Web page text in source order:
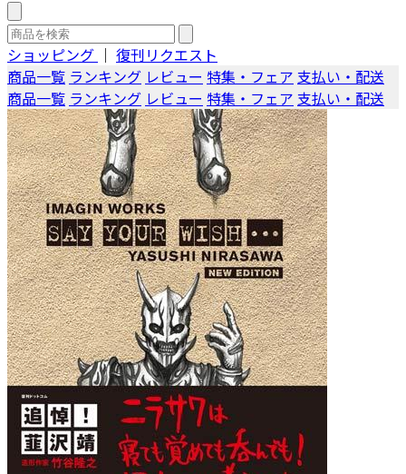
ショッピング ｜ 復刊リクエスト
商品一覧 ランキング レビュー 特集・フェア 支払い・配送
商品一覧 ランキング レビュー 特集・フェア 支払い・配送